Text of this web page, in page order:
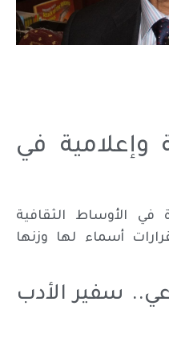
وإعلامية في
في الأوساط الثقافية
أسماء لها وزنها
سفير الأدب